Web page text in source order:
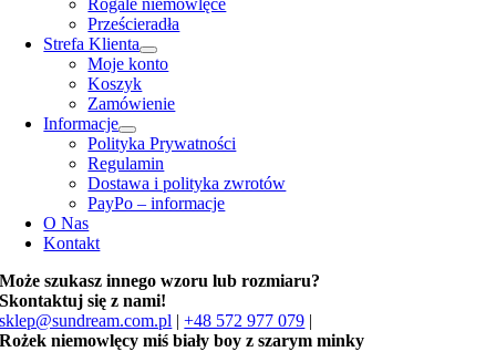
Rogale niemowlęce
Prześcieradła
Strefa Klienta
Moje konto
Koszyk
Zamówienie
Informacje
Polityka Prywatności
Regulamin
Dostawa i polityka zwrotów
PayPo – informacje
O Nas
Kontakt
Może szukasz innego wzoru lub rozmiaru?
Skontaktuj się z nami!
sklep@sundream.com.pl |+48 572 977 079 |
Rożek niemowlęcy miś biały boy z szarym minky